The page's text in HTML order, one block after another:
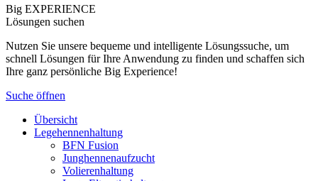
Big EXPERIENCE
Lösungen suchen
Nutzen Sie unsere bequeme und intelligente Lösungssuche, um
schnell Lösungen für Ihre Anwendung zu finden und schaffen sich
Ihre ganz persönliche Big Experience!
Suche öffnen
Übersicht
Legehennenhaltung
BFN Fusion
Junghennenaufzucht
Volierenhaltung